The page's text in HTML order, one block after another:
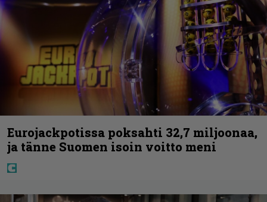
Eurojackpotissa poksahti 32,7 miljoonaa,
ja tänne Suomen isoin voitto meni